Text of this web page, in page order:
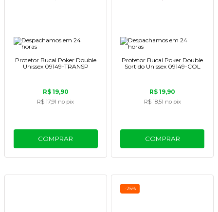
Protetor Bucal Poker Double
Unissex 09149-TRANSP
R$ 19,90
R$ 17,91 no pix
COMPRAR
Protetor Bucal Poker Double
Sortido Unissex 09149-COL
R$ 19,90
R$ 18,51 no pix
COMPRAR
-25%